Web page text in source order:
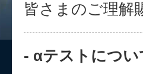
皆さまのご理解
- αテストについ